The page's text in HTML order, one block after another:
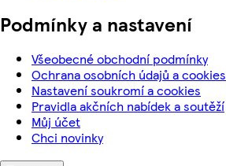
Podmínky a nastavení
Všeobecné obchodní podmínky
Ochrana osobních údajů a cookies
Nastavení soukromí a cookies
Pravidla akčních nabídek a soutěží
Můj účet
Chci novinky